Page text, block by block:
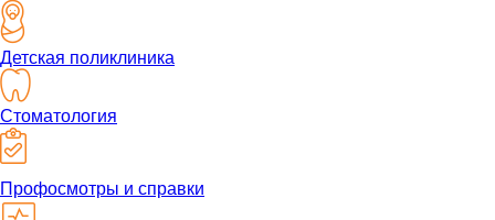
Детская поликлиника
Стоматология
Профосмотры и справки